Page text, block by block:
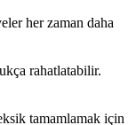
her zaman daha
rahatlatabilir.
tamamlamak için